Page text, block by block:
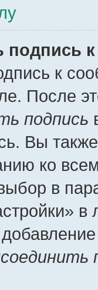
подпись
к
После
подпись
Вы
ко
в